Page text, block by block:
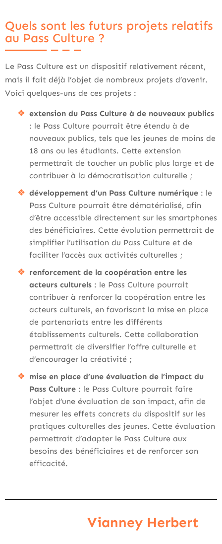
Quels sont les futurs projets relatifs
au Pass Culture ?
Le Pass Culture est un dispositif relativement récent,
mais il fait déjà l’objet de nombreux projets d’avenir.
Voici quelques-uns de ces projets :
extension du Pass Culture à de nouveaux publics
: le Pass Culture pourrait être étendu à de
nouveaux publics, tels que les jeunes de moins de
18 ans ou les étudiants. Cette extension
permettrait de toucher un public plus large et de
contribuer à la démocratisation culturelle ;
développement d’un Pass Culture numérique : le
Pass Culture pourrait être dématérialisé, afin
d’être accessible directement sur les smartphones
des bénéficiaires. Cette évolution permettrait de
simplifier l’utilisation du Pass Culture et de
faciliter l’accès aux activités culturelles ;
renforcement de la coopération entre les
acteurs culturels : le Pass Culture pourrait
contribuer à renforcer la coopération entre les
acteurs culturels, en favorisant la mise en place
de partenariats entre les différents
établissements culturels. Cette collaboration
permettrait de diversifier l’offre culturelle et
d’encourager la créativité ;
mise en place d’une évaluation de l’impact du
Pass Culture : le Pass Culture pourrait faire
l’objet d’une évaluation de son impact, afin de
mesurer les effets concrets du dispositif sur les
pratiques culturelles des jeunes. Cette évaluation
permettrait d’adapter le Pass Culture aux
besoins des bénéficiaires et de renforcer son
efficacité.
Vianney Herbert